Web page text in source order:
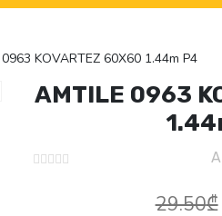
KOVARTEZ 60X60 1.44m P4
AMTILE 0963
29.50₾